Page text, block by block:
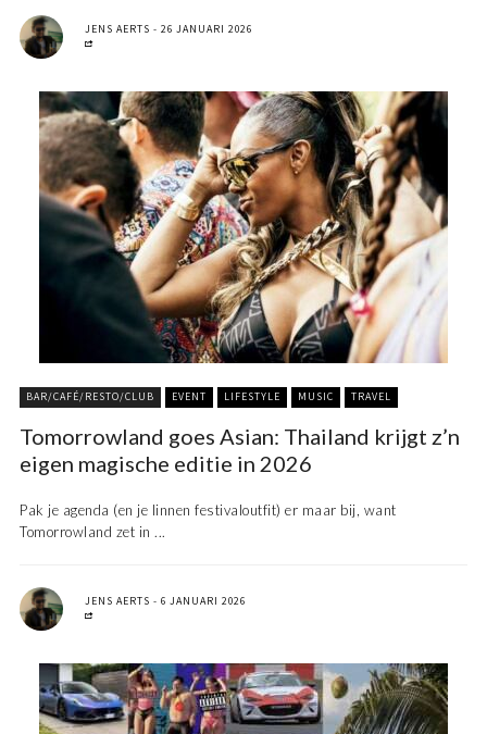
JENS AERTS 26 JANUARI 2026
BAR/CAFÉ/RESTO/CLUB EVENT LIFESTYLE MUSIC TRAVEL
Tomorrowland goes Asian: Thailand krijgt z’n
eigen magische editie in 2026
Pak je agenda (en je linnen festivaloutfit) er maar bij, want
Tomorrowland zet in ...
JENS AERTS 6 JANUARI 2026